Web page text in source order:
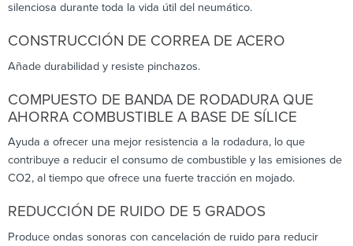
silenciosa durante toda la vida útil del neumático.
CONSTRUCCIÓN DE CORREA DE ACERO
Añade durabilidad y resiste pinchazos.
COMPUESTO DE BANDA DE RODADURA QUE
AHORRA COMBUSTIBLE A BASE DE SÍLICE
Ayuda a ofrecer una mejor resistencia a la rodadura, lo que
contribuye a reducir el consumo de combustible y las emisiones de
CO2, al tiempo que ofrece una fuerte tracción en mojado.
REDUCCIÓN DE RUIDO DE 5 GRADOS
Produce ondas sonoras con cancelación de ruido para reducir